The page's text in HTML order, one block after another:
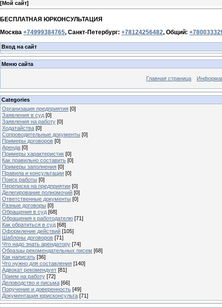
[Мой сайт]
БЕСПЛАТНАЯ ЮРКОНСУЛЬТАЦИЯ
Москва +74999384765, Санкт-Петербург: +78124256482, Общий:
Вход на сайт
Меню сайта
Главная страница
Categories
Организация предприятия [0]
Заявления в суд [0]
Заявления на работу [0]
Ходатайства [0]
Сопроводительные документы [0]
Примеры договоров [0]
Аренда [0]
Примеры характеристик [0]
Как правильно составить [0]
Примеры заполнения [0]
Правила и консультации [0]
Поиск работы [0]
Переписка на предприятии [0]
Делегирование полномочий [0]
Ответственные документы [0]
Разные договоры [0]
Обращения в суд [68]
Обращения к работодателю [71]
Как обратиться в суд [68]
Оформление действий [105]
Шаблоны договоров [71]
Что надо знать арендатору [74]
Образцы рекомендательных писем [68]
Как написать [36]
Что нужно для составления [140]
Адвокат рекомендует [81]
Прием на работу [72]
Деловодство и письма [66]
Поручение и доверенность [49]
Документация юрисконсульта [71]